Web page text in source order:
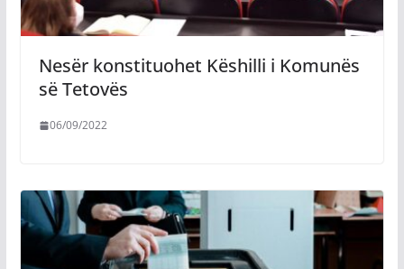
Nesër konstituohet Këshilli i Komunës
së Tetovës
06/09/2022